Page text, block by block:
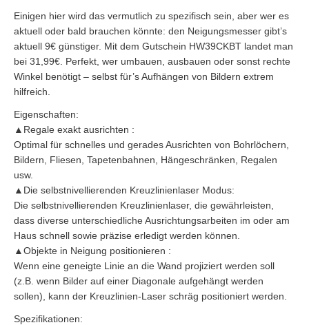
Einigen hier wird das vermutlich zu spezifisch sein, aber wer es
aktuell oder bald brauchen könnte: den Neigungsmesser gibt’s
aktuell 9€ günstiger. Mit dem Gutschein HW39CKBT landet man
bei 31,99€. Perfekt, wer umbauen, ausbauen oder sonst rechte
Winkel benötigt – selbst für’s Aufhängen von Bildern extrem
hilfreich.
Eigenschaften:
▲Regale exakt ausrichten :
Optimal für schnelles und gerades Ausrichten von Bohrlöchern,
Bildern, Fliesen, Tapetenbahnen, Hängeschränken, Regalen
usw.
▲Die selbstnivellierenden Kreuzlinienlaser Modus:
Die selbstnivellierenden Kreuzlinienlaser, die gewährleisten,
dass diverse unterschiedliche Ausrichtungsarbeiten im oder am
Haus schnell sowie präzise erledigt werden können.
▲Objekte in Neigung positionieren :
Wenn eine geneigte Linie an die Wand projiziert werden soll
(z.B. wenn Bilder auf einer Diagonale aufgehängt werden
sollen), kann der Kreuzlinien-Laser schräg positioniert werden.
Spezifikationen: